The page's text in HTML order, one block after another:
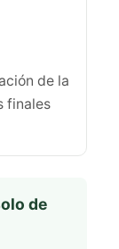
de la
finales
de